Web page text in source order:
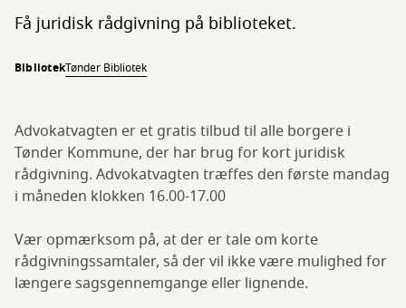
Få juridisk rådgivning på biblioteket.
BibliotekTønder Bibliotek
Advokatvagten er et gratis tilbud til alle borgere i
Tønder Kommune, der har brug for kort juridisk
rådgivning. Advokatvagten træffes den første mandag
i måneden klokken 16.00-17.00
Vær opmærksom på, at der er tale om korte
rådgivningssamtaler, så der vil ikke være mulighed for
længere sagsgennemgange eller lignende.